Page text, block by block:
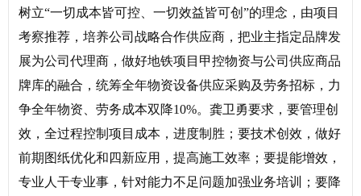
树立“一切成本皆可控、一切效益皆可创”的理念，由项目
考察推荐，培养公司战略合作供应商，把业主指定品牌发
展为公司代理商，做好地铁项目甲控物资与公司供应商品
牌库的融合，统筹全年物资设备供应采购及劳务招标，力
争全年物资、劳务成本双降10%。龚卫勇要求，要管理创
效，全过程控制项目成本，进度制胜；要技术创效，做好
前期图纸优化和四新应用，提高施工效率；要提能增效，
专业人干专业事，针对能力不足问题加强业务培训；要降